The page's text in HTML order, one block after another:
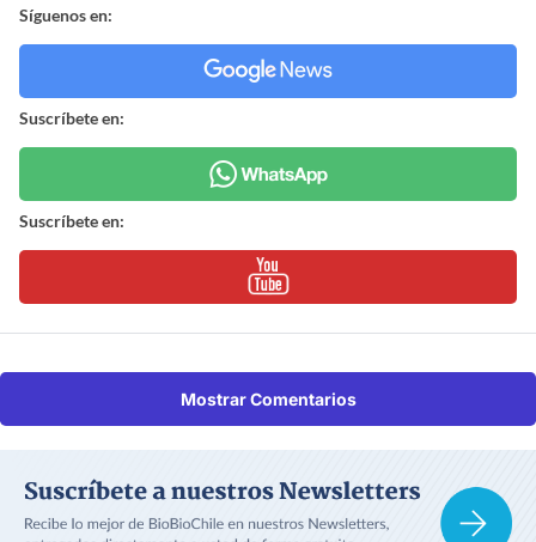
Síguenos en:
Suscríbete en:
Suscríbete en:
Mostrar Comentarios